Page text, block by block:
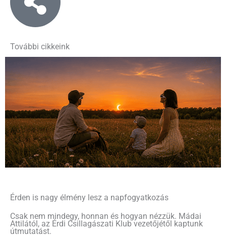
További cikkeink
Érden is nagy élmény lesz a napfogyatkozás
Csak nem mindegy, honnan és hogyan nézzük. Mádai
Attilától, az Érdi Csillagászati Klub vezetőjétől kaptunk
útmutatást.